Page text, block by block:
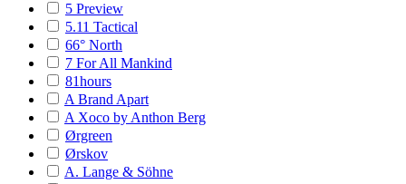
5 Preview
5.11 Tactical
66° North
7 For All Mankind
81hours
A Brand Apart
A Xoco by Anthon Berg
Ørgreen
Ørskov
A. Lange & Söhne